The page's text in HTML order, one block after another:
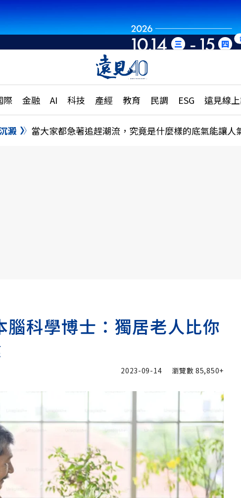
際 金融 AI 科技 產經 教育 民調 ESG 遠見線
國際
特輯
大學升學、職涯攻略
縣市施政調查全解析
民調
更
澱 當大家都急著追趕潮流，究竟是什麼樣的底氣能讓人
科學博士：獨居老人比你
2023-09-14 瀏覽數85,850+